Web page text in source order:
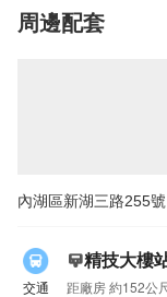
周邊配套
內湖區新湖三路255號
交通
精技大樓
距廠房 約152公